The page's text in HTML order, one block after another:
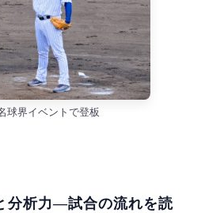
球界イベントで登板
分析力—試合の流れを読